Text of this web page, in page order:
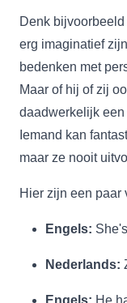
Denk
erg imaginatief
bedenken met
Maar of hij of zij
daadwerkelijk
Iemand kan
maar ze nooit
Hier zijn een paar
Engels:
Nederlands:
Engels: He